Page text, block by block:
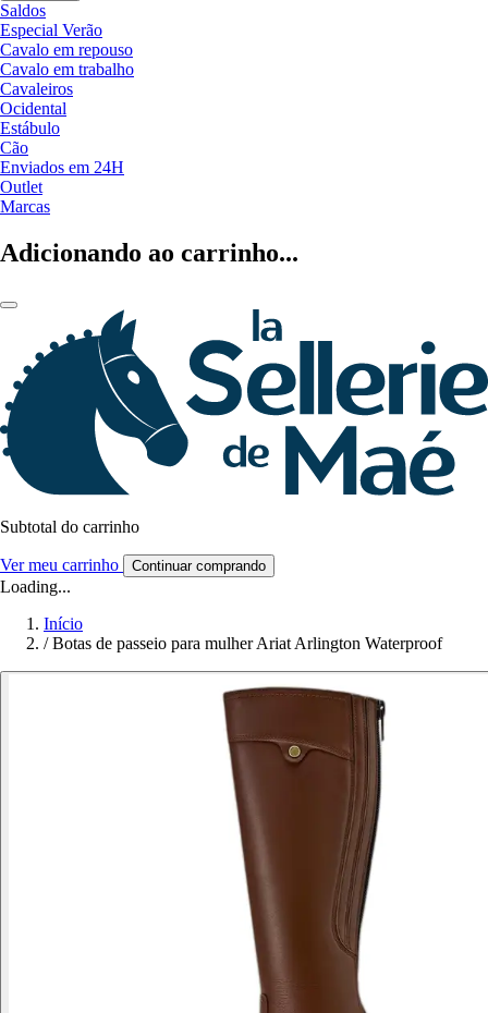
Saldos
Especial Verão
Cavalo em repouso
Cavalo em trabalho
Cavaleiros
Ocidental
Estábulo
Cão
Enviados em 24H
Outlet
Marcas
Adicionando ao carrinho...
Subtotal do carrinho
Ver meu carrinho Continuar comprando
Loading...
Início
/ Botas de passeio para mulher Ariat Arlington Waterproof